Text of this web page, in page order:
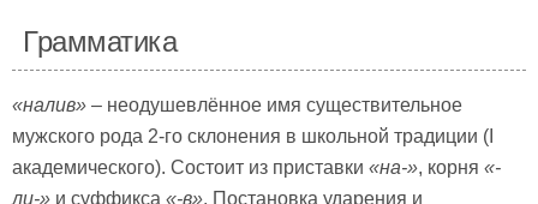
Грамматика
«налив» – неодушевлённое имя существительное
мужского рода 2-го склонения в школьной традиции (I
академического). Состоит из приставки «на-», корня «-
ли-» и суффикса «-в». Постановка ударения и